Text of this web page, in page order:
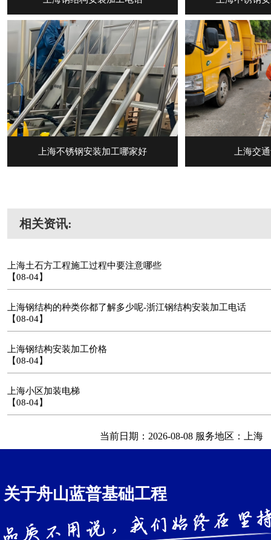
上海不锈钢安装加工哪家好 上海交
相关资讯:
上海土石方工程施工过程中要注意哪些
【08-04】
上海钢结构的种类你都了解多少呢-浙江钢结构安装加工电话
【08-04】
上海钢结构安装加工价格
【08-04】
上海小区加装电梯
【08-04】
当前日期：2026-08-08 服务地区：上海
关于舟山蓝普基础工程